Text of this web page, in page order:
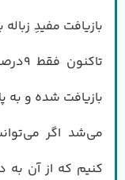
بازیافت مفیدِ
بازیافت شده و به
می‌شد اگر
کنیم که از آن به